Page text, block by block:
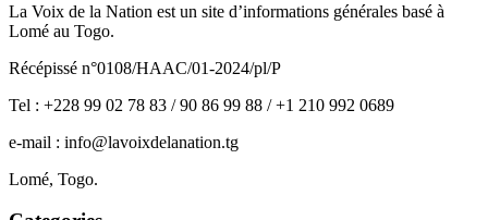
La Voix de la Nation est un site d’informations générales basé à
Lomé au Togo.
Récépissé n°0108/HAAC/01-2024/pl/P
Tel : +228 99 02 78 83 / 90 86 99 88 / +1 210 992 0689
e-mail : info@lavoixdelanation.tg
Lomé, Togo.